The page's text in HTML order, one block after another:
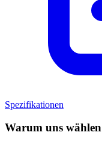
Spezifikationen
Warum uns wählen